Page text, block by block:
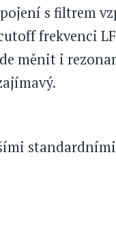
s filtrem
frekvenci
měnit i